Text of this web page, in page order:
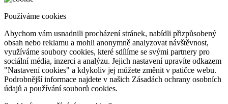
Používáme cookies
Abychom vám usnadnili procházení stránek, nabídli přizpůsobený
obsah nebo reklamu a mohli anonymně analyzovat návštěvnost,
využíváme soubory cookies, které sdílíme se svými partnery pro
sociální média, inzerci a analýzu. Jejich nastavení upravíte odkazem
"Nastavení cookies" a kdykoliv jej můžete změnit v patičce webu.
Podrobnější informace najdete v našich Zásadách ochrany osobních
údajů a používání souborů cookies.